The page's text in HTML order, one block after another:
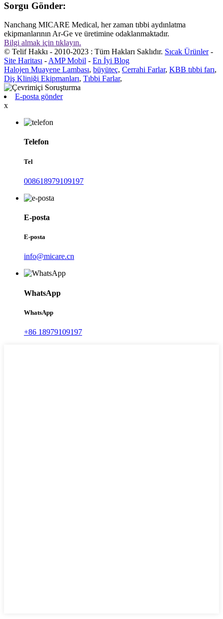
Sorgu Gönder:
Nanchang MICARE Medical, her zaman tıbbi aydınlatma
ekipmanlarının Ar-Ge ve üretimine odaklanmaktadır.
Bilgi almak için tıklayın.
© Telif Hakkı - 2010-2023 : Tüm Hakları Saklıdır. Sıcak Ürünler-
Site Haritası - AMP Mobil - En İyi Blog
Halojen Muayene Lambası, büyüteç, Cerrahi Farlar, KBB tıbbi farı,
Diş Kliniği Ekipmanları, Tıbbi Farlar,
E-posta gönder
x
Telefon
Tel
008618979109197
E-posta
E-posta
info@micare.cn
WhatsApp
WhatsApp
+86 18979109197